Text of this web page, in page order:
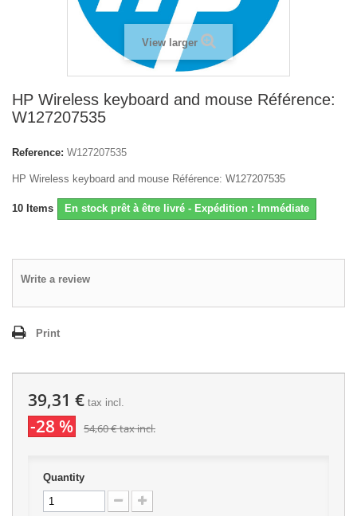
View larger
HP Wireless keyboard and mouse Référence:
W127207535
Reference: W127207535
HP Wireless keyboard and mouse Référence: W127207535
10 Items En stock prêt à être livré - Expédition : Immédiate
Write a review
Print
39,31 € tax incl.
-28 % 54,60 €tax incl.
Quantity